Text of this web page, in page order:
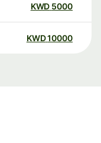
5000
KWD
10000
KWD